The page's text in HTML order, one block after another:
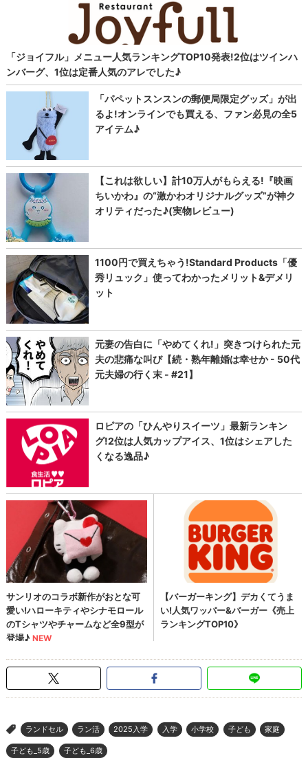
> ランドセル ラン活 2025入学 入学 小学校 子ども 家庭
子ども_5歳 子ども_6歳